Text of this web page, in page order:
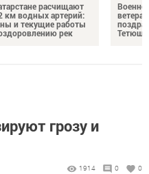
расчищают
км водных артерий:
и текущие работы
рек
грозу и
1914 0 0